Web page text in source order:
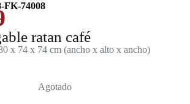
FK-74008
ratan café
x 74 x 74 cm (ancho x alto x ancho)
Agotado